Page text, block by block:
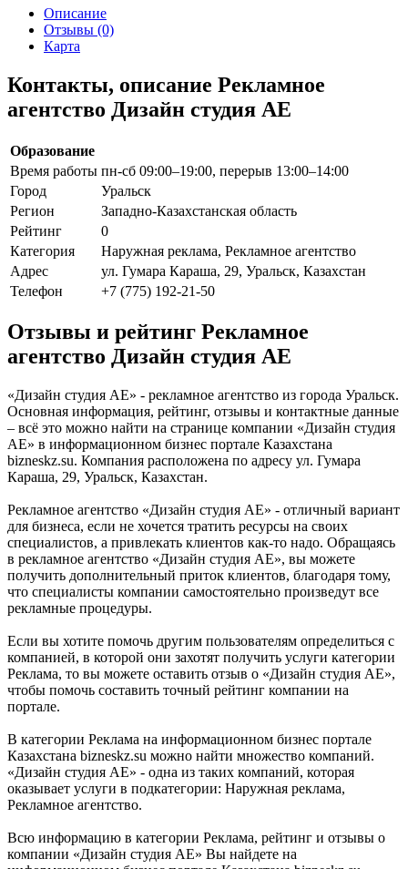
Описание
Отзывы (0)
Карта
Контакты, описание Рекламное
агентство Дизайн студия АЕ
Образование
Время работы пн-сб 09:00–19:00, перерыв 13:00–14:00
Город
Уральск
Регион
Западно-Казахстанская область
Рейтинг
0
Категория
Наружная реклама, Рекламное агентство
Адрес
ул. Гумара Караша, 29, Уральск, Казахстан
Телефон
+7 (775) 192-21-50
Отзывы и рейтинг Рекламное
агентство Дизайн студия АЕ
«Дизайн студия АЕ» - рекламное агентство из города Уральск.
Основная информация, рейтинг, отзывы и контактные данные
– всё это можно найти на странице компании «Дизайн студия
АЕ» в информационном бизнес портале Казахстана
bizneskz.su. Компания расположена по адресу ул. Гумара
Караша, 29, Уральск, Казахстан.
Рекламное агентство «Дизайн студия АЕ» - отличный вариант
для бизнеса, если не хочется тратить ресурсы на своих
специалистов, а привлекать клиентов как-то надо. Обращаясь
в рекламное агентство «Дизайн студия АЕ», вы можете
получить дополнительный приток клиентов, благодаря тому,
что специалисты компании самостоятельно произведут все
рекламные процедуры.
Если вы хотите помочь другим пользователям определиться с
компанией, в которой они захотят получить услуги категории
Реклама, то вы можете оставить отзыв о «Дизайн студия АЕ»,
чтобы помочь составить точный рейтинг компании на
портале.
В категории Реклама на информационном бизнес портале
Казахстана bizneskz.su можно найти множество компаний.
«Дизайн студия АЕ» - одна из таких компаний, которая
оказывает услуги в подкатегории: Наружная реклама,
Рекламное агентство.
Всю информацию в категории Реклама, рейтинг и отзывы о
компании «Дизайн студия АЕ» Вы найдете на